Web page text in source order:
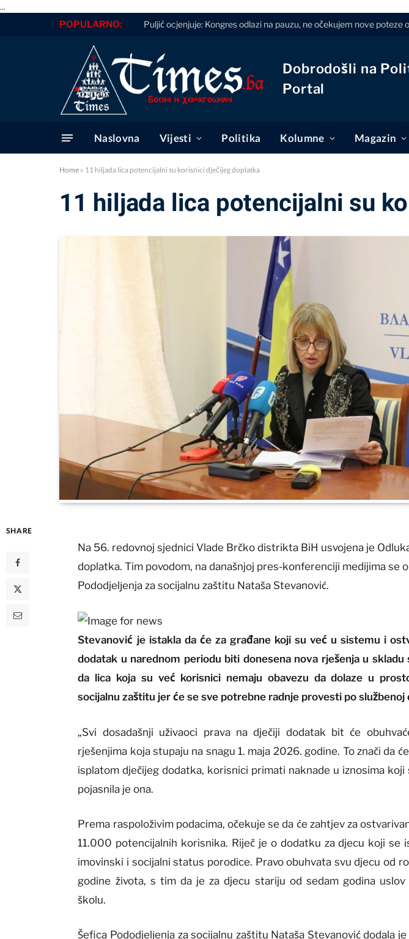
...
POPULARNO: Puljić ocjenjuje: Kongres odlazi na pauzu, ne očekujem nove poteze
Dobrodošli na
Portal
Naslovna Vijesti Politika Kolumne Magazin
Home » 11 hiljada lica potencijalni su korisnici dječijeg doplatka
11 hiljada lica potencijalni su
SHARE
Na 56. redovnoj sjednici Vlade Brčko distrikta BiH usvojena je
doplatka. Tim povodom, na današnjoj pres-konferenciji medijima se
Pododjelјenja za socijalnu zaštitu Nataša Stevanović.
Stevanović je istakla da će za građane koji su već u sistemu i
dodatak u narednom periodu biti donesena nova rješenja u skladu
da lica koja su već korisnici nemaju obavezu da dolaze u
socijalnu zaštitu jer će se sve potrebne radnje provesti po službenoj
„Svi dosadašnji uživaoci prava na dječiji dodatak bit će
rješenjima koja stupaju na snagu 1. maja 2026. godine. To znači da
isplatom dječijeg dodatka, korisnici primati naknade u iznosima koji
pojasnila je ona.
Prema raspoloživim podacima, očekuje se da će zahtjev za
11.000 potencijalnih korisnika. Riječ je o dodatku za djecu koji se
imovinski i socijalni status porodice. Pravo obuhvata svu djecu od
godine života, s tim da je za djecu stariju od sedam godina uslov
školu.
Šefica Pododjelјenja za socijalnu zaštitu Nataša Stevanović dodala